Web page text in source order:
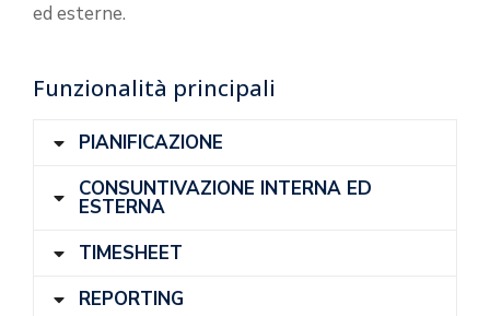
ed esterne.
Funzionalità principali
PIANIFICAZIONE
CONSUNTIVAZIONE INTERNA ED
ESTERNA
TIMESHEET
REPORTING